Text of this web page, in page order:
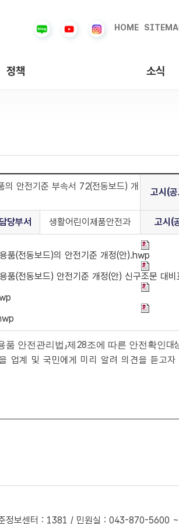
HOME
정책 소식
의 안전기준 부속서 72(전동보드) 개
고시(
담당부서 생활어린이제품안전과 고시(
품(전동보드)의 안전기준 개정(안).hwp
품(전동보드) 안전기준 개정(안) 신구조문 대
품 안전관리법 」제 28조에 따른 안전확인 대
업계 및 국민에게 미리 알려 의견을 듣고자
준정보센터 : 1381 / 민원실 : 043-870-